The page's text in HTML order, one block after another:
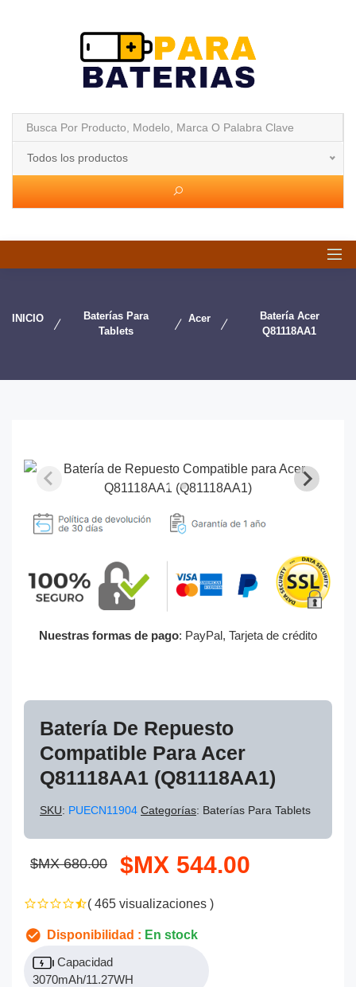
Todos los productos
INICIO
Baterías Para
Tablets
Acer
Batería Acer
Q81118AA1
Nuestras formas de pago: PayPal, Tarjeta de crédito
Batería De Repuesto
Compatible Para Acer
Q81118AA1 (Q81118AA1)
SKU: PUECN11904 Categorías: Baterías Para Tablets
$MX 680.00 $MX 544.00
( 465 visualizaciones )
Disponibilidad : En stock
Capacidad
3070mAh/11.27WH